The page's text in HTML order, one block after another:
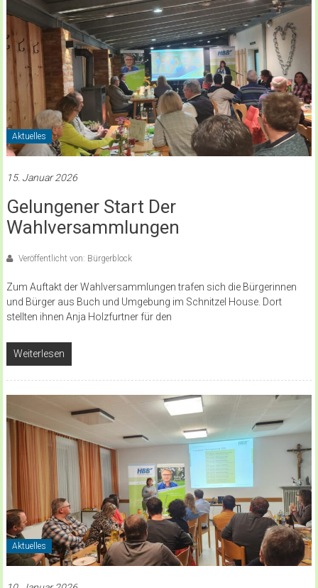
Aktuelles
15. Januar 2026
Gelungener Start Der
Wahlversammlungen
Veröffentlicht von: Bürgerblock
Zum Auftakt der Wahlversammlungen trafen sich die Bürgerinnen
und Bürger aus Buch und Umgebung im Schnitzel House. Dort
stellten ihnen Anja Holzfurtner für den
Weiterlesen
Aktuelles